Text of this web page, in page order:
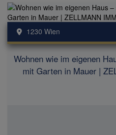
Wohnen wie im eigenen
mit Garten in Mauer |
1230 Wien